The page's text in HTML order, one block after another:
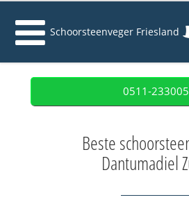
Schoorsteenveger Friesland
0511-233005
Beste
Dantumadiel